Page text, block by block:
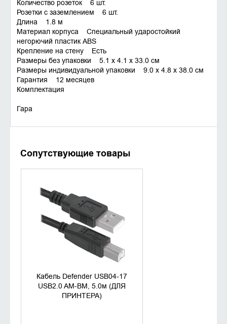
Количество розеток 6 шт.
Розетки с заземлением 6 шт.
Длина 1.8 м
Материал корпуса Специальный ударостойкий
негорючий пластик ABS
Крепление на стену Есть
Размеры без упаковки 5.1 x 4.1 x 33.0 см
Размеры индивидуальной упаковки 9.0 x 4.8 x 38.0 см
Гарантия 12 месяцев
Комплектация
Гара
Сопутствующие товары
Кабель Defender USB04-17
USB2.0 AM-BM, 5.0м (ДЛЯ
ПРИНТЕРА)
УТОЧНИТЬ НАЛИЧИЕ